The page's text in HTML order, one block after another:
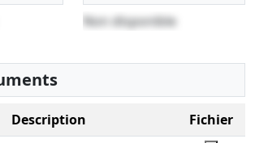
Non disponible
Description
Fichier